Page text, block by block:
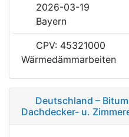
2026-03-19
Bayern
CPV: 45321000
Wärmedämmarbeiten
Deutschland –
Dachdecker- u.